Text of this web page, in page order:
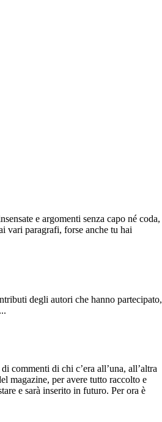
e argomenti senza capo né coda,
vari paragrafi, forse anche tu hai
degli autori che hanno partecipato,
commenti di chi c’era all’una, all’altra
magazine, per avere tutto raccolto e
e sarà inserito in futuro. Per ora è